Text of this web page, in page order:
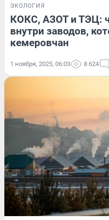
ЭКОЛОГИЯ
КОКС, АЗОТ и ТЭЦ:
внутри заводов,
кемеровчан
1 ноября, 2025, 06:03 8 624